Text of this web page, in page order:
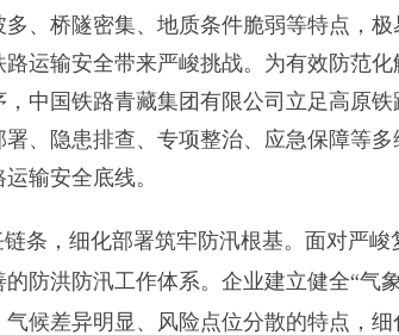
多、桥隧密集、地质条件脆弱等特点，
路运输安全带来严峻挑战。为有效防范
，中国铁路青藏集团有限公司立足高原
署、隐患排查、专项整治、应急保障等
输安全底线。
条，细化部署筑牢防汛根基。面对严
防洪防汛工作体系。企业建立健全“气
气候差异明显、风险点位分散的特点，